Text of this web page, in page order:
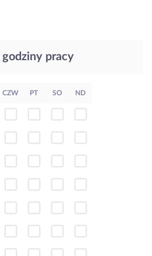
pracy
CZW PT SO ND